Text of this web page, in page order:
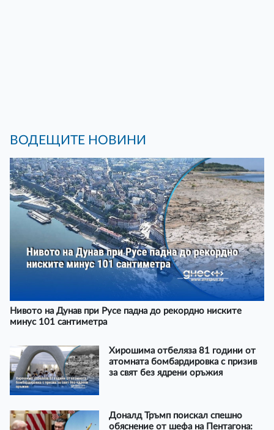
ВОДЕЩИТЕ НОВИНИ
Нивото на Дунав при Русе падна до рекордно ниските
минус 101 сантиметра
Хирошима отбеляза 81 години от
атомната бомбардировка с призив
за свят без ядрени оръжия
Доналд Тръмп поискал спешно
обяснение от шефа на Пентагона: